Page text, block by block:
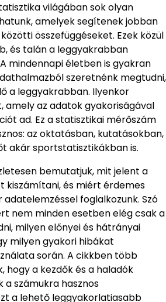
világában sok olyan
amelyek segítenek jobban
összefüggéseket. Ezek közül
és talán a leggyakrabban
mindennapi életben is gyakran
szeretnénk megtudni,
a leggyakrabban. Ilyenkor
amely az adatok gyakoriságával
ad. Ez a statisztikai mérőszám
az oktatásban, kutatásokban,
akár sportstatisztikákban is.
bemutatjuk, mit jelent a
kiszámítani, és miért érdemes
foglalkozunk. Szó
nem minden esetben elég csak a
milyen előnyei és hátrányai
milyen gyakori hibákat
során. A cikkben több
hogy a kezdők és a haladók
számukra hasznos
a lehető leggyakorlatiasabb